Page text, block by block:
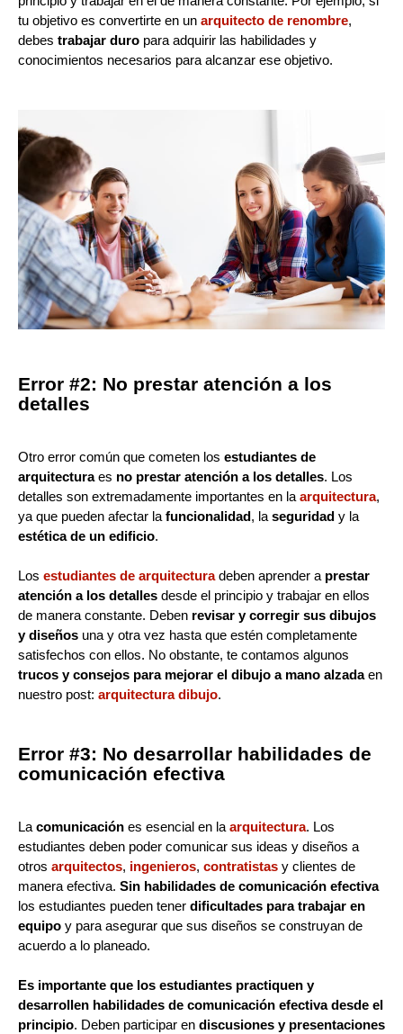
tu objetivo es convertirte en un arquitecto de renombre,
debes trabajar duro para adquirir las habilidades y
conocimientos necesarios para alcanzar ese objetivo.
Error #2: No prestar atención a los
detalles
Otro error común que cometen los estudiantes de
arquitecturaes no prestar atención a los detalles. Los
detalles son extremadamente importantes en la arquitectura,
ya que pueden afectar la funcionalidad, la seguridad y la
estética de un edificio.
Los estudiantes de arquitecturadeben aprender a prestar
atención a los detalles desde el principio y trabajar en ellos
de manera constante. Deben revisar y corregir sus dibujos
y diseños una y otra vez hasta que estén completamente
satisfechos con ellos. No obstante, te contamos algunos
trucos y consejos para mejorar el dibujo a mano alzadaen
nuestro post: arquitectura dibujo.
Error #3: No desarrollar habilidades de
comunicación efectiva
La comunicación es esencial en la arquitectura. Los
estudiantes deben poder comunicar sus ideas y diseños a
otros arquitectos, ingenieros, contratistas y clientes de
manera efectiva. Sin habilidades de comunicación efectiva
los estudiantes pueden tener dificultades para trabajar en
equipo y para asegurar que sus diseños se construyan de
acuerdo a lo planeado.
Es importante que los estudiantes practiquen y
desarrollen habilidades de comunicación efectiva desde el
principio. Deben participar en discusiones y presentaciones